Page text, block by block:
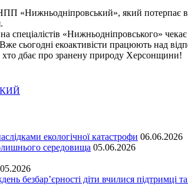
«Нижньодніпровський», який
спеціалістів «Нижньодніпровського»
сьогодні екоактивісти працюють над
дбає про зранену природу Херсонщини!
екологічної катастрофи 06.06.2026
середовища 05.06.2026
безбар’єрності діти вчилися підтримці